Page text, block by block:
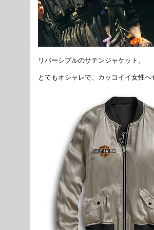
リバーシブルのサテンジャケット。
とてもオシャレで、カッコイイ女性へ